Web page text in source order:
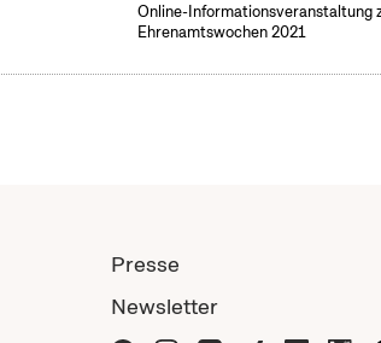
Online-Informationsveranstaltung
Ehrenamtswochen 2021
Presse
Newsletter